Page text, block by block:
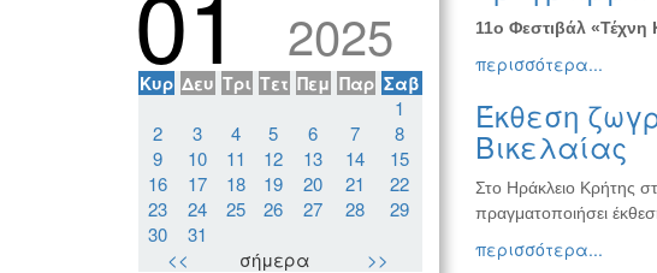
2025
Κυρ Δευ Τρι Τετ Πεμ Παρ Σαβ
1
2
3 4 5 6 7
8
9
10 11 12 13 14
15
16
17 18 19 20 21
22
23
24 25 26 27 28
29
30
31
<<
σήμερα >>
11ο Φεστιβάλ
περισσότερα...
Έκθεση
Βικελαίας
Στο Ηράκλειο Κρήτης
πραγματοποιήσει
περισσότερα...